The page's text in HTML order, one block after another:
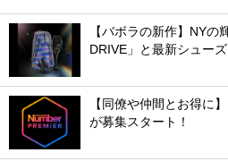
【バボラの新作】NYの
DRIVE」と最新シュー
【同僚や仲間とお得に
が募集スタート！